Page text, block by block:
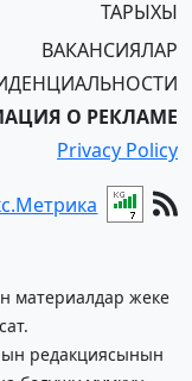
ТАРЫХЫ
ВАКАНСИЯЛАР
О РЕКЛАМЕ
Privacy Policy
материалдар жеке
редакциясынын